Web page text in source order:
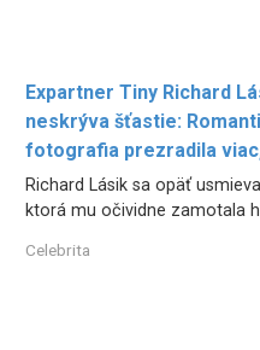
Expartner Tiny Richard
neskrýva šťastie:
fotografia prezradila
Richard Lásik sa opäť
ktorá mu očividne zamotala
Celebrita